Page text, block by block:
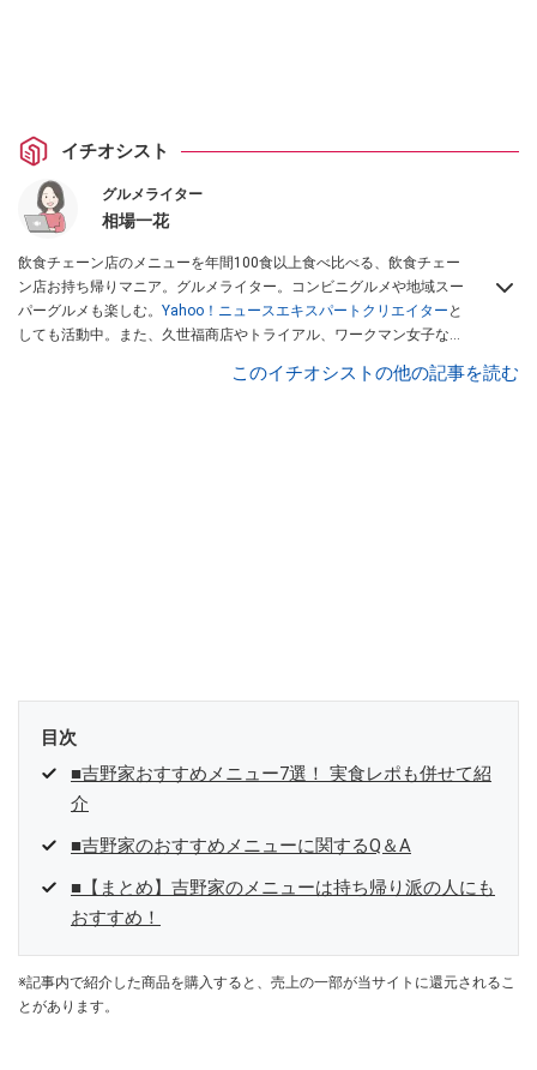
イチオシスト
グルメライター
相場一花
飲食チェーン店のメニューを年間100食以上食べ比べる、飲食チェー
ン店お持ち帰りマニア。グルメライター。コンビニグルメや地域スー
パーグルメも楽しむ。 Yahoo！ニュースエキスパートクリエイター と
しても活動中。また、久世福商店やトライアル、ワークマン女子など
、集英社「週刊プレイボーイ」、宝島
このイチオシストの他の記事を読む
目次
■吉野家おすすめメニュー7選！ 実食レポも併せて紹
介
■吉野家のおすすめメニューに関するQ＆A
■【まとめ】吉野家のメニューは持ち帰り派の人にも
おすすめ！
※記事内で紹介した商品を購入すると、売上の一部が当サイトに還元されるこ
とがあります。